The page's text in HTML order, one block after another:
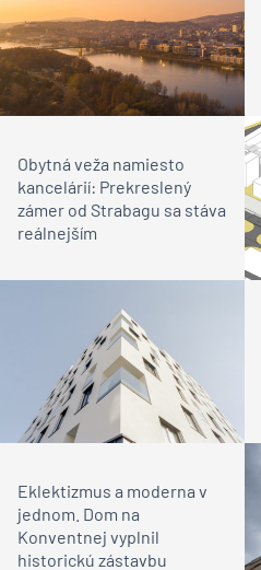
Obytná veža namiesto
kancelárií: Prekreslený
zámer od Strabagu sa stáva
reálnejším
Eklektizmus a moderna v
jednom. Dom na
Konventnej vyplnil
historickú zástavbu